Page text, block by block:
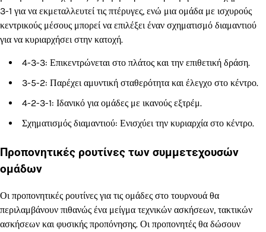
3-1 για να εκμεταλλευτεί τις πτέρυγες, ενώ μια ομάδα με ισχυρούς
κεντρικούς μέσους μπορεί να επιλέξει έναν σχηματισμό διαμαντιού
για να κυριαρχήσει στην κατοχή.
4-3-3: Επικεντρώνεται στο πλάτος και την επιθετική δράση.
3-5-2: Παρέχει αμυντική σταθερότητα και έλεγχο στο κέντρο.
4-2-3-1: Ιδανικό για ομάδες με ικανούς εξτρέμ.
Σχηματισμός διαμαντιού: Ενισχύει την κυριαρχία στο κέντρο.
Προπονητικές ρουτίνες των συμμετεχουσών
ομάδων
Οι προπονητικές ρουτίνες για τις ομάδες στο τουρνουά θα
περιλαμβάνουν πιθανώς ένα μείγμα τεχνικών ασκήσεων, τακτικών
ασκήσεων και φυσικής προπόνησης. Οι προπονητές θα δώσουν